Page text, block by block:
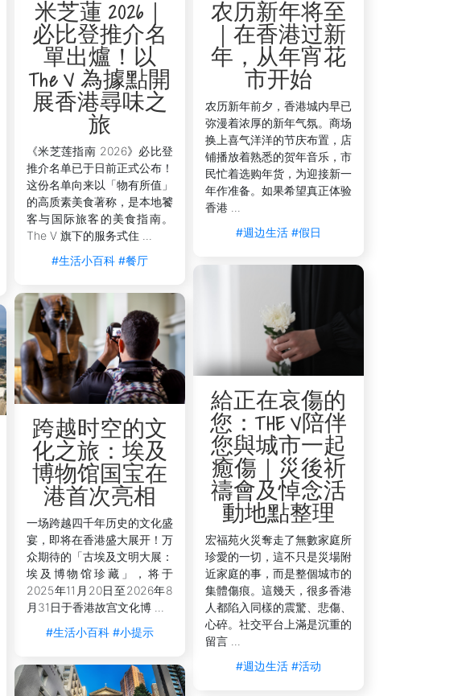
际及本地品牌店铺、逾20间餐厅、儿童玩具王国、电影
轻人平日及假日热门的消费地点。
本地潮流圈，感受城市的活力与品味。入住V
公寓
，您不仅能轻松步行畅游以上精选商场，更能享受
队，随时准备好为您提供协助，确保您购物归来后的安
站的购物路线。专属客户支援热线提供购物区周边资
专业的清洁及床单更换服务，确保您的寓所时刻保持整
放问题，同时可更灵活地安排行程。
有的时尚魅力与都会活力中，收获难忘的住宿与购物体
米芝蓮 2026｜
必比登推介名
單出爐！以
The V 為據點開
展香港尋味之
旅
《米芝莲指南 2026》必比登
推介名单已于日前正式公布！
这份名单向来以「物有所值」
的高质素美食著称，是本地饕
客与国际旅客的美食指南。
The V 旗下的服务式住 ...
#生活小百科 #餐厅
农历新年将至
｜在香港过新
年，从年宵花
市开始
农历新年前夕，香港城内早已
弥漫着浓厚的新年气氛。商场
换上喜气洋洋的节庆布置，店
铺播放着熟悉的贺年音乐，市
民忙着选购年货，为迎接新一
年作准备。如果希望真正体验
香港 ...
#週边生活 #假日
給正在哀傷的
您：THE V陪伴
您與城市一起
癒傷｜災後祈
禱會及悼念活
動地點整理
宏福苑火災奪走了無數家庭所
珍愛的一切，這不只是災場附
近家庭的事，而是整個城市的
集體傷痕。這幾天，很多香港
人都陷入同樣的震驚、悲傷、
心碎。社交平台上滿是沉重的
留言 ...
#週边生活 #活动
跨越时空的文
化之旅：埃及
博物馆国宝在
港首次亮相
一场跨越四千年历史的文化盛
宴，即将在香港盛大展开！万
众期待的「古埃及文明大展：
埃及博物馆珍藏」，将于
2025年11月20日至2026年8
月31日于香港故宫文化博 ...
#生活小百科 #小提示